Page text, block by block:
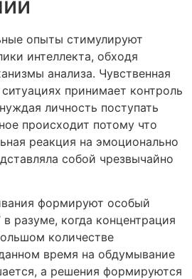
опыты стимулируют
интеллекта, обходя
анализа. Чувственная
принимает контроль
личность поступать
происходит потому что
реакция на эмоционально
собой чрезвычайно
формируют особый
разуме, когда концентрация
количестве
время на обдумывание
а решения формируются